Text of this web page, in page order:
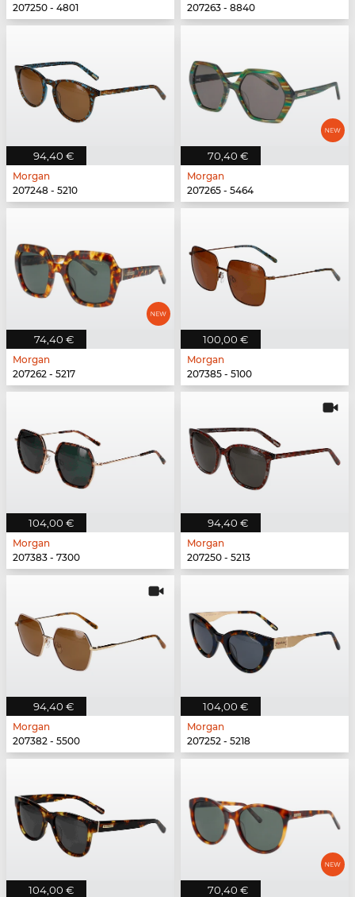
207250 - 4801
207263 - 8840
94,40 €
Morgan
207248 - 5210
70,40 €
Morgan
207265 - 5464
74,40 €
Morgan
207262 - 5217
100,00 €
Morgan
207385 - 5100
104,00 €
Morgan
207383 - 7300
94,40 €
Morgan
207250 - 5213
94,40 €
Morgan
207382 - 5500
104,00 €
Morgan
207252 - 5218
104,00 € 70,40 €